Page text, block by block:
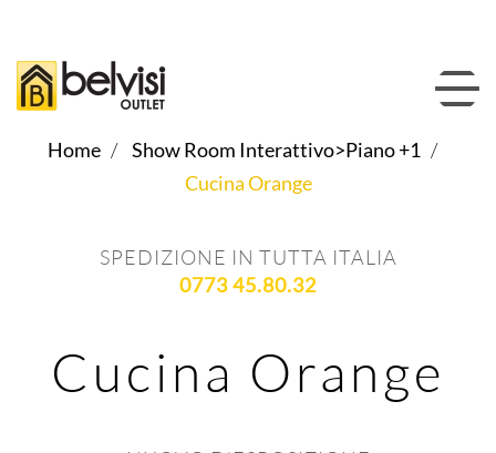
Home
Show Room Interattivo>Piano +1
Cucina Orange
SPEDIZIONE IN TUTTA ITALIA
0773 45.80.32
Cucina Orange